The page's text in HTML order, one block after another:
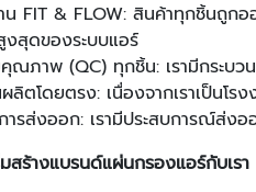
น FIT & FLOW: สินค้าทุกชิ้นถูกอ
งสุดของระบบแอร์
ณภาพ (QC) ทุกชิ้น: เรามีกระบว
ผลิตโดยตรง: เนื่องจากเราเป็น
ารส่งออก: เรามีประสบการณ์ส่ง
สร้างแบรนด์แผ่นกรองแอร์กับเรา